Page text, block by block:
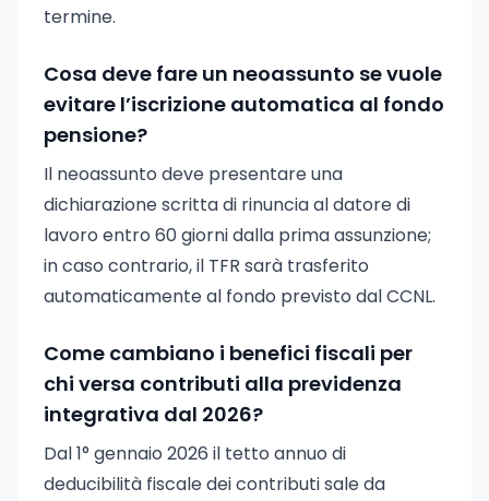
termine.
Cosa deve fare un neoassunto se vuole
evitare l’iscrizione automatica al fondo
pensione?
Il neoassunto deve presentare una
dichiarazione scritta di rinuncia al datore di
lavoro entro 60 giorni dalla prima assunzione;
in caso contrario, il TFR sarà trasferito
automaticamente al fondo previsto dal CCNL.
Come cambiano i benefici fiscali per
chi versa contributi alla previdenza
integrativa dal 2026?
Dal 1° gennaio 2026 il tetto annuo di
deducibilità fiscale dei contributi sale da